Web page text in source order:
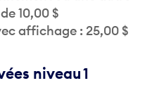
10,00 $
affichage : 25,00 $
niveau 1